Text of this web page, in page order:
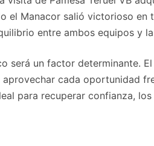
el Manacor salió victorioso
entre ambos equipos y
será un factor determinante.
cada oportunidad
para recuperar confianza,